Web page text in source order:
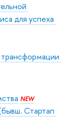
для успеха
NEW
Стартап